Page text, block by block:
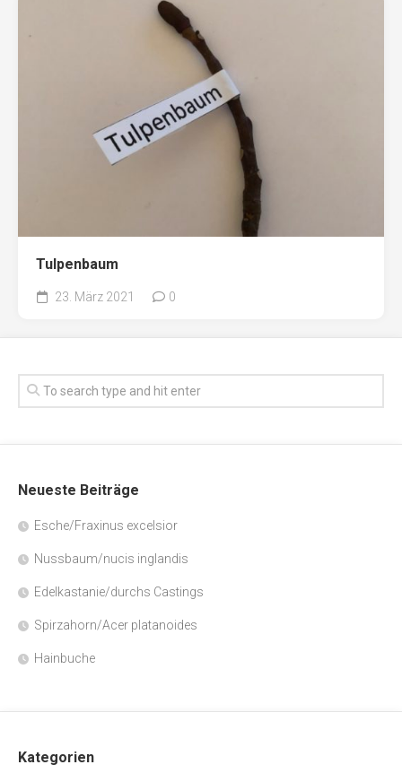
Tulpenbaum
23. März 2021 0
Neueste Beiträge
Esche/Fraxinus excelsior
Nussbaum/nucis inglandis
Edelkastanie/durchs Castings
Spirzahorn/Acer platanoides
Hainbuche
Kategorien